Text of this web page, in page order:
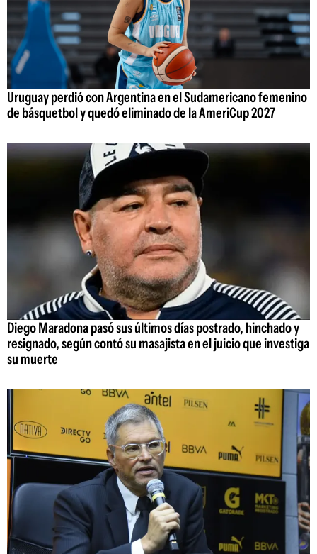
Uruguay perdió con Argentina en el Sudamericano femenino
de básquetbol y quedó eliminado de la AmeriCup 2027
Diego Maradona pasó sus últimos días postrado, hinchado y
resignado, según contó su masajista en el juicio que investiga
su muerte